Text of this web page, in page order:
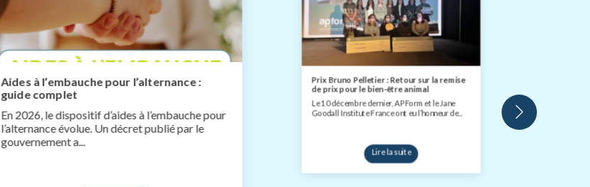
Aides à l’embauche pour l’alternance :
guide complet
En 2026, le dispositif d’aides à l’embauche pour
l’alternance évolue. Un décret publié par le
gouvernement a...
Prix Bruno Pelletier : Retour sur la remise
de prix pour le bien-être animal
Le 10 décembre dernier, APForm et le Jane
Goodall Institute France ont eu l’honneur de...
Lire la suite